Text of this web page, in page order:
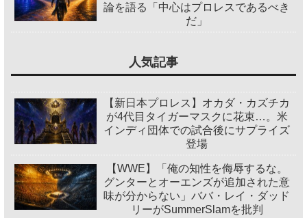
論を語る「中心はプロレスであるべき
だ」
人気記事
【新日本プロレス】オカダ・カズチカ
が4代目タイガーマスクに花束…。米
インディ団体での試合後にサプライズ
登場
【WWE】「俺の知性を侮辱するな。
グンターとオーエンズが追加された意
味が分からない」ババ・レイ・ダッド
リーがSummerSlamを批判